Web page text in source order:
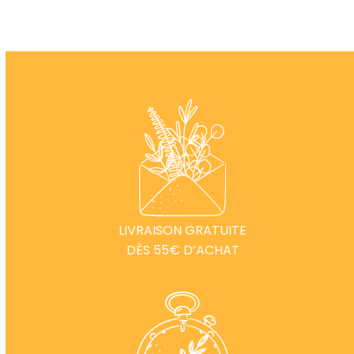
LIVRAISON GRATUITE
DÈS 55€ D’ACHAT